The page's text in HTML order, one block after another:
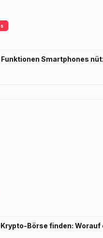
Smartphones
Börse finden: Worauf